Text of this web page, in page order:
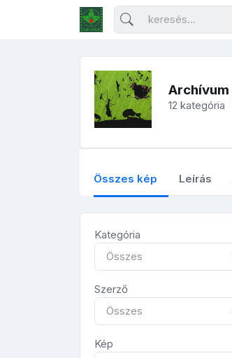
Archívum
12 kategória
Összes kép Leírás
Kategória
Összes
Szerző
Összes
Kép